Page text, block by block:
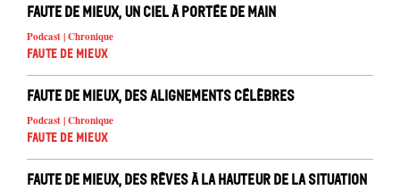
Faute de mieux, un ciel à portée de main
Podcast | Chronique
Faute de mieux
Faute de mieux, des alignements célèbres
Podcast | Chronique
Faute de mieux
Faute de mieux, des rêves à la hauteur de la situation